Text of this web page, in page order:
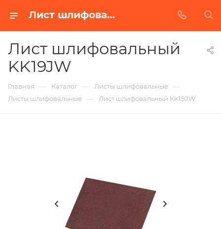
Лист шлифовальный KK19JW в Белгороде | Купить по недорогой цене от Абразивного Завода
Лист шлифовальный
KK19JW
Главная — Каталог — Листы шлифовальные —
Листы шлифовальные — Лист шлифовальный KK19JW